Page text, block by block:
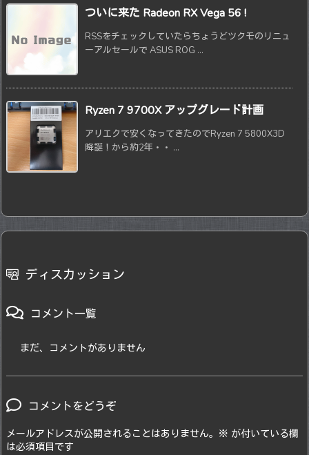
ついに来た Radeon RX Vega 56 !
RSSをチェックしていたらちょうどツクモのリニュ
ーアルセールで ASUS ROG ...
Ryzen 7 9700X アップグレード計画
アリエクで安くなってきたのでRyzen 7 5800X3D
降誕！から約2年・・ ...
ディスカッション
コメント一覧
まだ、コメントがありません
コメントをどうぞ
メールアドレスが公開されることはありません。 ※ が付いている欄
は必須項目です